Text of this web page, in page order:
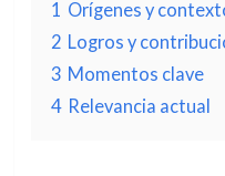
1 Orígenes y
2 Logros y
3 Momentos clave
4 Relevancia actual